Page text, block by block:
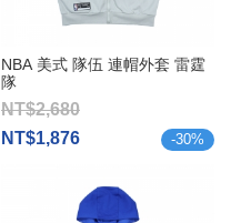
NBA 美式 隊伍 連帽外套 雷霆
隊
NT$2,680
NT$1,876
-30%